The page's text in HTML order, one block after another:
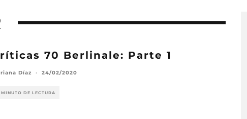
70 Berlinale: Parte 1
Díaz · 24/02/2020
DE LECTURA